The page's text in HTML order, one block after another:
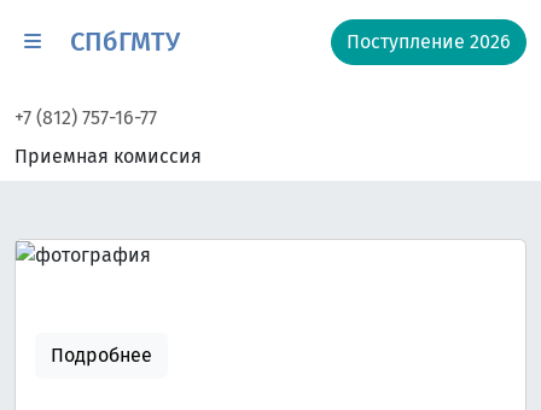
СПбГМТУ Поступление 2026
+7 (812) 757-16-77
Приемная комиссия
Подробнее